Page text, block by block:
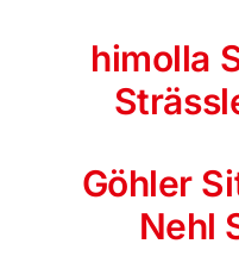
himolla
Göhler
Nehl